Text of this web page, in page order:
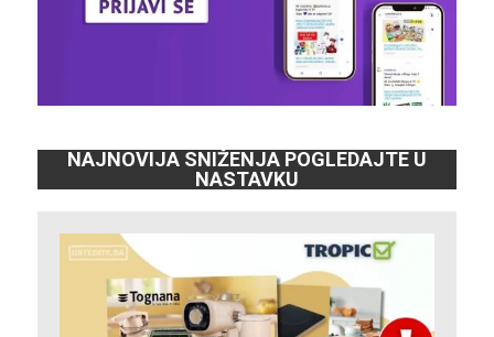
NAJNOVIJA SNIŽENJA POGLEDAJTE U
NASTAVKU